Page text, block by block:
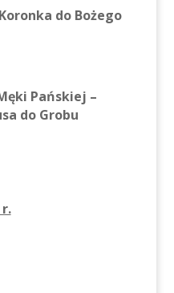
do Bożego
Pańskiej –
do Grobu